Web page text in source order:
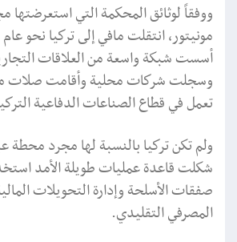
ووفقاً لوثائق المحكمة التي استعرضتها
أسست شبكة واسعة من العلاقات
وسجلت شركات محلية وأقامت صلات
تعمل في قطاع الصناعات الدفاعية
ولم تكن تركيا بالنسبة لها مجرد محطة
شكلت قاعدة عمليات طويلة الأمد
صفقات الأسلحة وإدارة التحويلات
المصرفي التقليدي.